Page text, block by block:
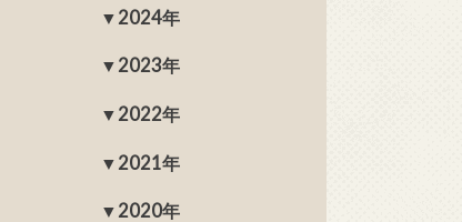
2024年
2023年
2022年
2021年
2020年